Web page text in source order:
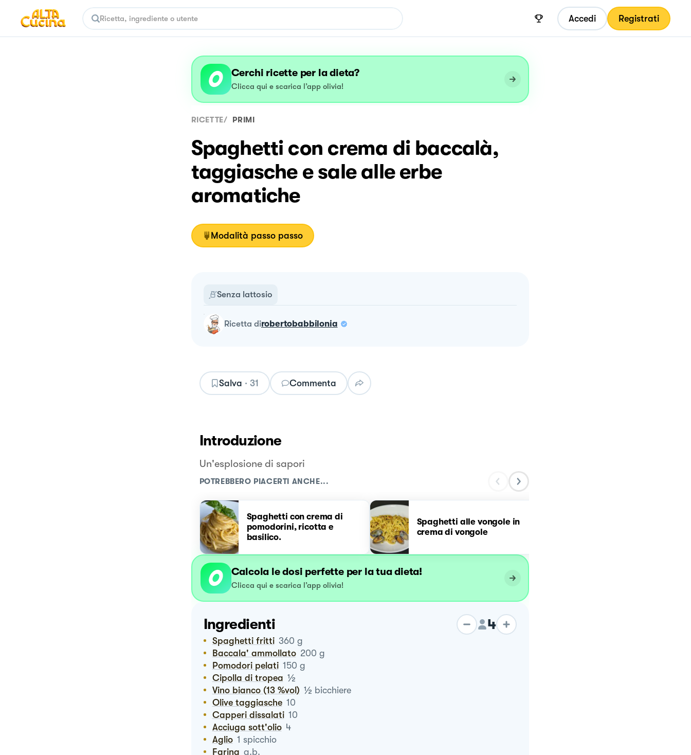
Accedi Registrati
Cerchi ricette per la dieta?
Clicca qui e scarica l’app olivia!
RICETTE/ PRIMI
Spaghetti con crema di baccalà,
taggiasche e sale alle erbe
aromatiche
Modalità passo passo
Senza lattosio
ricetta dirobertobabbilonia
Salva · 31 Commenta
Introduzione
Un'esplosione di sapori
POTREBBERO PIACERTI ANCHE...
Spaghetti con crema di
pomodorini, ricotta e
basilico.
Spaghetti alle vongole in
crema di vongole
Calcola le dosi perfette per la tua dieta!
Clicca qui e scarica l’app olivia!
Ingredienti 4
Spaghetti fritti 360 g
Baccala' ammollato 200 g
Pomodori pelati 150 g
Cipolla di tropea ½
Vino bianco (13 %vol) ½ bicchiere
Olive taggiasche 10
Capperi dissalati 10
Acciuga sott'olio 4
Aglio 1 spicchio
Farina q.b.